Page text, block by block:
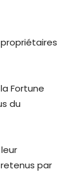
Fortune
du
par